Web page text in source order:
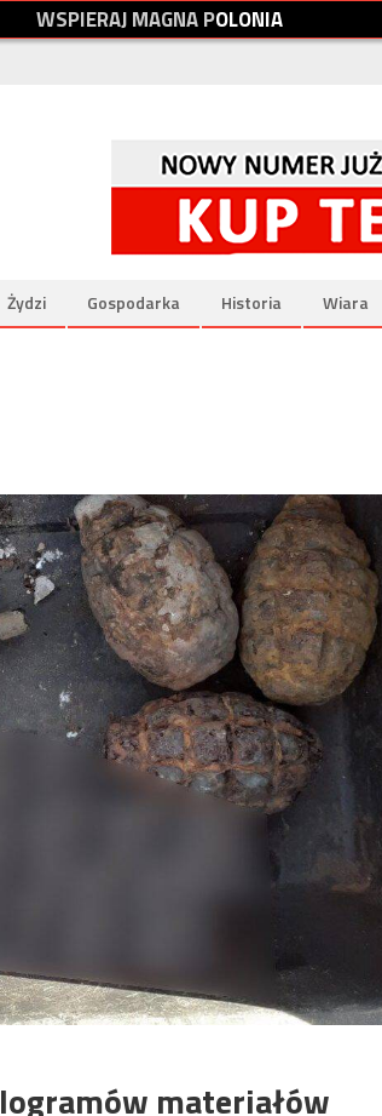
WSPIERAJMAGNAPOLONIA
Żydzi Gospodarka Historia Wiara
materiałów